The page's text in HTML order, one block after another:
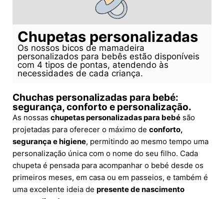
Chupetas personalizadas
Os nossos bicos de mamadeira
personalizados para bebês estão disponíveis
com 4 tipos de pontas, atendendo às
necessidades de cada criança.
Chuchas personalizadas para bebé:
segurança, conforto e personalização.
As nossas chupetas personalizadas para bebé são
projetadas para oferecer o máximo de conforto,
segurança e higiene, permitindo ao mesmo tempo uma
personalização única com o nome do seu filho. Cada
chupeta é pensada para acompanhar o bebé desde os
primeiros meses, em casa ou em passeios, e também é
uma excelente ideia de presente de nascimento